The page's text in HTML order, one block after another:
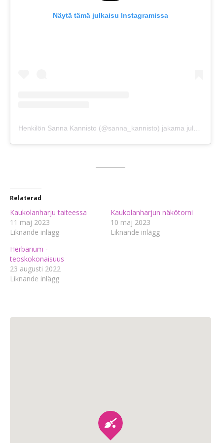
Näytä tämä julkaisu Instagramissa
Relaterad
Kaukolanharju taiteessa
11 maj 2023
Liknande inlägg
Kaukolanharjun näkötorni
10 maj 2023
Liknande inlägg
Herbarium -
teoskokonaisuus
23 augusti 2022
Liknande inlägg